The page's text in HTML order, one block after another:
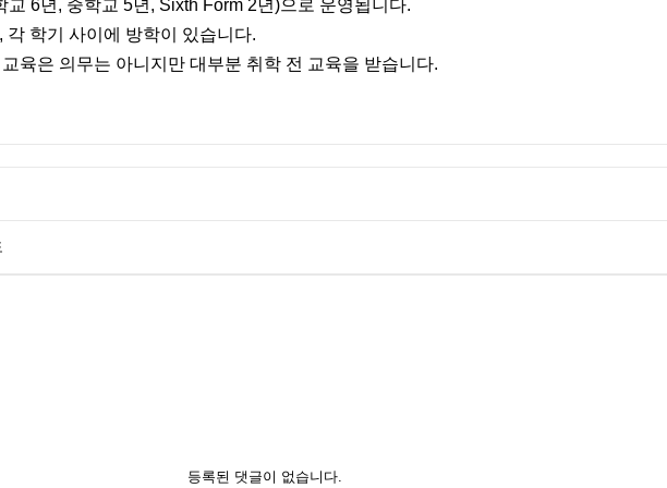
교 6년, 중학교 5년, Sixth Form 2년)으로 운영됩니다.
각 학기 사이에 방학이 있습니다.
육은 의무는 아니지만 대부분 취학 전 교육을 받습니다.
등록된 댓글이 없습니다.